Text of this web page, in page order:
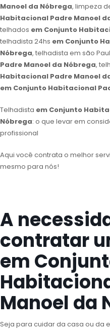
Manoel da Nóbrega, limpeza
Habitacional Padre Manoel
telhados em Conjunto
telhadista 24hs em Conjunto
Nóbrega, telhadista em são
Padre Manoel da Nóbrega,
Habitacional Padre Manoel
em Conjunto Habitacional
Telhadista em Conjunto
Nóbrega: o que levar em
profissional
Aqui você contrata o melhor
mesmo para nós!
A
contratar
em
Manoel da
Seja para cuidar da casa ou da